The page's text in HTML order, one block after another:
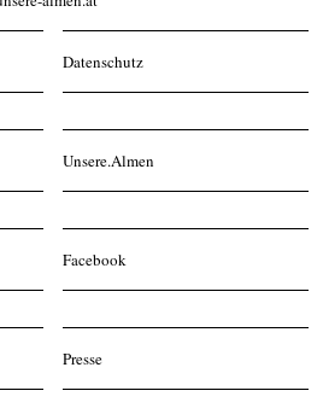
Datenschutz
Unsere.Almen
Facebook
Presse